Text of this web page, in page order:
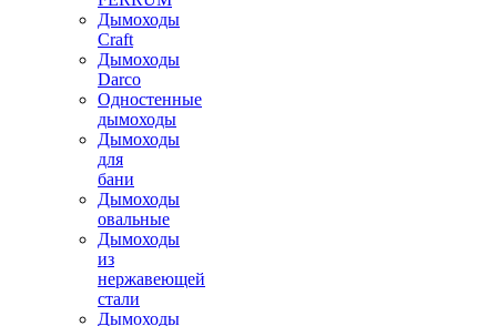
Дымоходы
Craft
Дымоходы
Darco
Одностенные
дымоходы
Дымоходы
для
бани
Дымоходы
овальные
Дымоходы
из
нержавеющей
стали
Дымоходы